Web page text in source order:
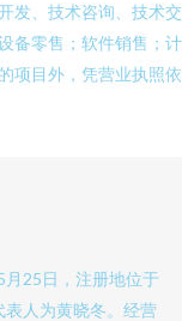
发、技术咨询、技术交
备零售；软件销售；计
项目外，凭营业执照依
25日，注册地位于
人为黄晓冬。经营